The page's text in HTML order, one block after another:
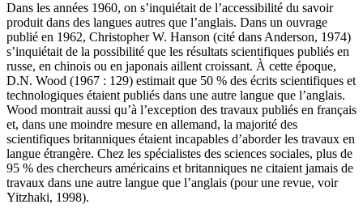
Dans les années 1960, on s’inquiétait de l’accessibilité du savoir
produit dans des langues autres que l’anglais. Dans un ouvrage
publié en 1962, Christopher W. Hanson (cité dans Anderson, 1974)
s’inquiétait de la possibilité que les résultats scientifiques publiés en
russe, en chinois ou en japonais aillent croissant. À cette époque,
D.N. Wood (1967 : 129) estimait que 50 % des écrits scientifiques et
technologiques étaient publiés dans une autre langue que l’anglais.
Wood montrait aussi qu’à l’exception des travaux publiés en français
et, dans une moindre mesure en allemand, la majorité des
scientifiques britanniques étaient incapables d’aborder les travaux en
langue étrangère. Chez les spécialistes des sciences sociales, plus de
95 % des chercheurs américains et britanniques ne citaient jamais de
travaux dans une autre langue que l’anglais (pour une revue, voir
Yitzhaki, 1998).